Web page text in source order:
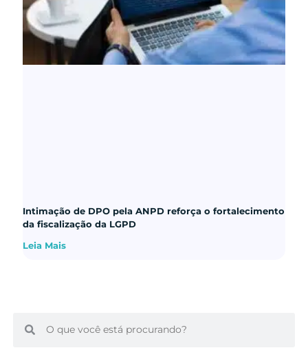
Intimação de DPO pela ANPD reforça o fortalecimento
da fiscalização da LGPD
Leia Mais